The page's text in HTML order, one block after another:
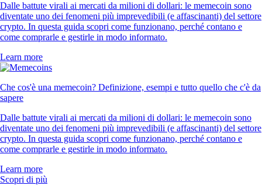
Dalle battute virali ai mercati da milioni di dollari: le memecoin sono
diventate uno dei fenomeni più imprevedibili (e affascinanti) del settore
crypto. In questa guida scopri come funzionano, perché contano e
come comprarle e gestirle in modo informato.
Learn more
Che cos'è una memecoin? Definizione, esempi e tutto quello che c'è da
sapere
Dalle battute virali ai mercati da milioni di dollari: le memecoin sono
diventate uno dei fenomeni più imprevedibili (e affascinanti) del settore
crypto. In questa guida scopri come funzionano, perché contano e
come comprarle e gestirle in modo informato.
Learn more
Scopri di più